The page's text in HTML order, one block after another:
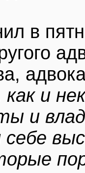
в
как и
и
себе